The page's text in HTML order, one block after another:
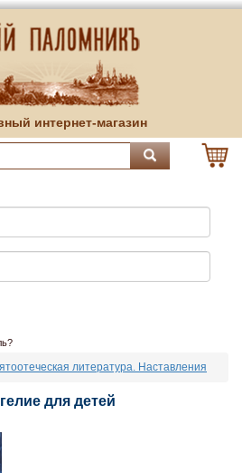
интернет-магазин
литература. Наставления
для детей